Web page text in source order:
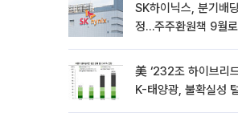
SK하이닉스, 분기배
정…주주환원책 9월
美 ‘232조 하이브리
K-태양광, 불확실성